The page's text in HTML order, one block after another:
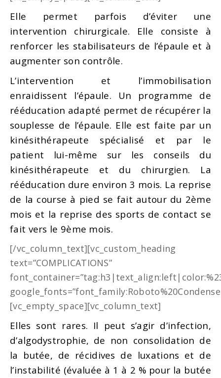
Elle permet parfois d’éviter une
intervention chirurgicale. Elle consiste à
renforcer les stabilisateurs de l’épaule et à
augmenter son contrôle.
L’intervention et l’immobilisation
enraidissent l’épaule. Un programme de
rééducation adapté permet de récupérer la
souplesse de l’épaule. Elle est faite par un
kinésithérapeute spécialisé et par le
patient lui-même sur les conseils du
kinésithérapeute et du chirurgien. La
rééducation dure environ 3 mois. La reprise
de la course à pied se fait autour du 2ème
mois et la reprise des sports de contact se
fait vers le 9ème mois.
[/vc_column_text][vc_custom_heading
text=”COMPLICATIONS”
[vc_empty_space][vc_column_text]
Elles sont rares. Il peut s’agir d’infection,
d’algodystrophie, de non consolidation de
la butée, de récidives de luxations et de
l’instabilité (évaluée à 1 à 2 % pour la butée